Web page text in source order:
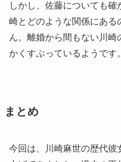
しかし、佐藤についても確
崎とどのような関係にある
ん。離婚から間もない川崎
かくすぶっているようです。
まとめ
今回は、川崎麻世の歴代彼